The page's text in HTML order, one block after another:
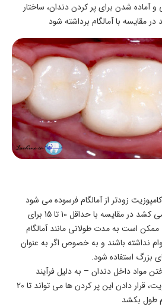
آماده شدن برای پر کردن دندان، ساختار
در مقایسه با آمالگام برداشته شود
زودتر از آمالگام فرسوده می شود
(حداقل 5 سال طول می کشد در مقایسه با حداقل 10 تا 15 برای
ممکن است به مدت طولانی مانند آمالگام
نداشته باشند و به خصوص اگر به عنوان
بزرگ استفاده شود.
مواد داخل دندان – به دلیل فرآیند
استفاده از مواد کامپوزیت، قرار دادن این پر کردن ها می تواند تا 20
طول بکشد